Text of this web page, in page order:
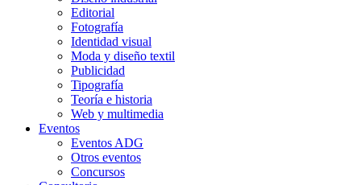
Editorial
Fotografía
Identidad visual
Moda y diseño textil
Publicidad
Tipografía
Teoría e historia
Web y multimedia
Eventos
Eventos ADG
Otros eventos
Concursos